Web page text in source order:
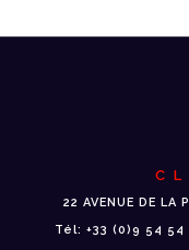
22 AVENUE DE LA
Tél: +33 (0)9 54 54